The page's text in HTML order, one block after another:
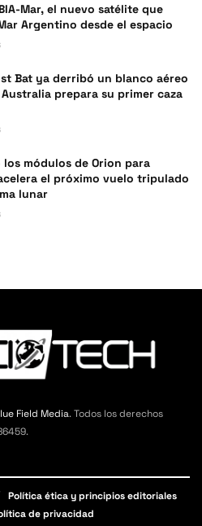
Mar, el nuevo satélite que
Argentino desde el espacio
Bat ya derribó un blanco aéreo
prepara su primer caza
los módulos de Orion para
el próximo vuelo tripulado
lunar
Field Media. Todos los derechos
Política ética y principios editoriales
de privacidad